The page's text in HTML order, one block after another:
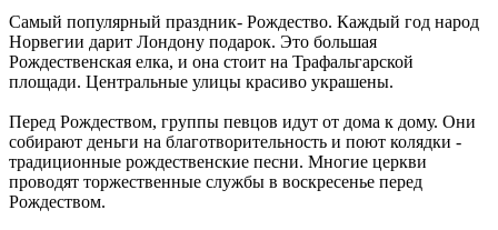
Самый популярный праздник- Рождество. Каждый год народ
Норвегии дарит Лондону подарок. Это большая
Рождественская елка, и она стоит на Трафальгарской
площади. Центральные улицы красиво украшены.
Перед Рождеством, группы певцов идут от дома к дому. Они
собирают деньги на благотворительность и поют колядки -
традиционные рождественские песни. Многие церкви
проводят торжественные службы в воскресенье перед
Рождеством.